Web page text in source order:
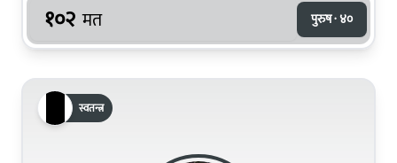
१०२ मत पुरुष · ४०
स्वतन्त्र